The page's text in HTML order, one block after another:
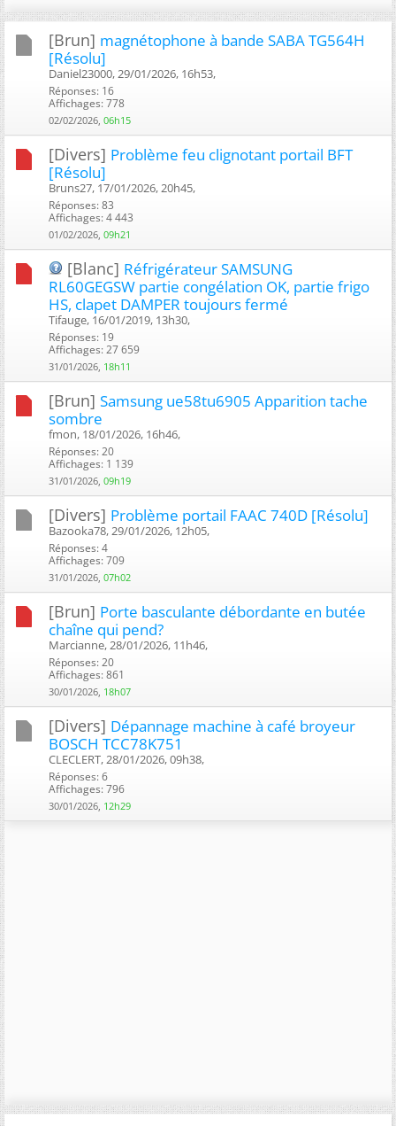
[Brun] magnétophone à bande SABA TG564H
[Résolu]
Daniel23000, 29/01/2026, 16h53, ‎
Réponses: 16
Affichages: 778
02/02/2026, 06h15
[Divers] Problème feu clignotant portail BFT
[Résolu]
Bruns27, 17/01/2026, 20h45, ‎
Réponses: 83
Affichages: 4 443
01/02/2026, 09h21
[Blanc] Réfrigérateur SAMSUNG
RL60GEGSW partie congélation OK, partie frigo
HS, clapet DAMPER toujours fermé
Tifauge, 16/01/2019, 13h30, ‎
Réponses: 19
Affichages: 27 659
31/01/2026, 18h11
[Brun] Samsung ue58tu6905 Apparition tache
sombre
fmon, 18/01/2026, 16h46, ‎
Réponses: 20
Affichages: 1 139
31/01/2026, 09h19
[Divers] Problème portail FAAC 740D [Résolu]
Bazooka78, 29/01/2026, 12h05, ‎
Réponses: 4
Affichages: 709
31/01/2026, 07h02
[Brun] Porte basculante débordante en butée
chaîne qui pend?
Marcianne, 28/01/2026, 11h46, ‎
Réponses: 20
Affichages: 861
30/01/2026, 18h07
[Divers] Dépannage machine à café broyeur
BOSCH TCC78K751
CLECLERT, 28/01/2026, 09h38, ‎
Réponses: 6
Affichages: 796
30/01/2026, 12h29